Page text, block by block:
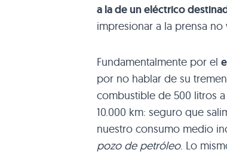
a la de un eléctrico
impresionar a la prensa no
Fundamentalmente por el
por no hablar de su
combustible de 500 litros
10.000 km: seguro que
nuestro consumo medio
pozo de petróleo. Lo